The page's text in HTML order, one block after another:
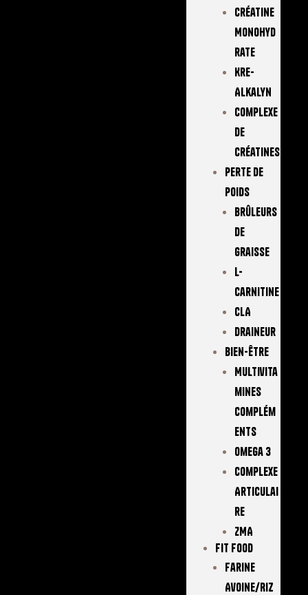
Créatine
Monohyd
Rate
Kre-
Alkalyn
Complexe
De
Créatines
Perte De
Poids
Brûleurs
De
Graisse
L-
Carnitine
CLA
Draineur
Bien-Être
Multivita
Mines
Complém
Ents
Omega 3
Complexe
Articulai
Re
ZMA
FIT FOOD
Farine
Avoine/Riz